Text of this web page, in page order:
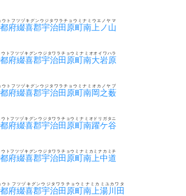
府綴喜郡宇治田原町南上ノ山
ウトフツヅキグンウジタワラチョウミナミウエノヤマ
府綴喜郡宇治田原町南大岩原
ウトフツヅキグンウジタワラチョウミナミオオイワハラ
府綴喜郡宇治田原町南岡之薮
ウトフツヅキグンウジタワラチョウミナミオカノヤブ
府綴喜郡宇治田原町南躍ケ谷
ウトフツヅキグンウジタワラチョウミナミオドリガタニ
府綴喜郡宇治田原町南上中道
ウトフツヅキグンウジタワラチョウミナミカミナカミチ
府綴喜郡宇治田原町南上湯川田
ウトフツヅキグンウジタワラチョウミナミカミユカワタ